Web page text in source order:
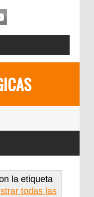
la etiqueta
todas las